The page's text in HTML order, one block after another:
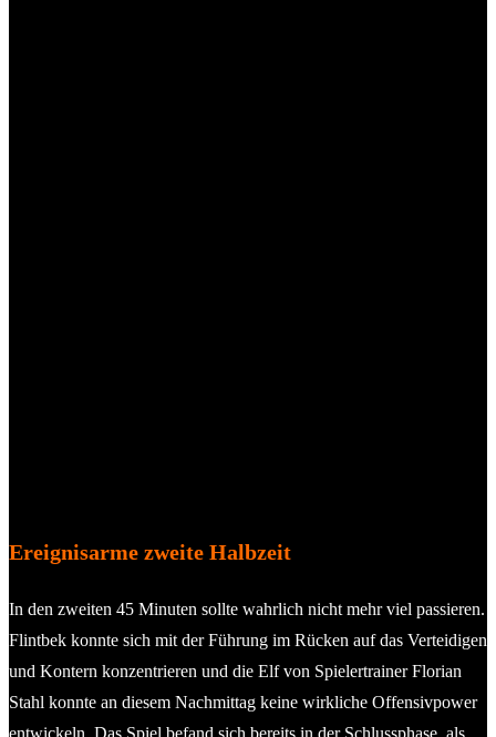
Ereignisarme zweite Halbzeit
In den zweiten 45 Minuten sollte wahrlich nicht mehr viel passieren.
Flintbek konnte sich mit der Führung im Rücken auf das Verteidigen
und Kontern konzentrieren und die Elf von Spielertrainer Florian
Stahl konnte an diesem Nachmittag keine wirkliche Offensivpower
entwickeln. Das Spiel befand sich bereits in der Schlussphase, als